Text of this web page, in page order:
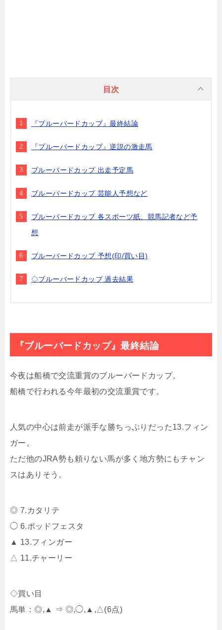
目次
『ブルーバードカップ』最終結論
『ブルーバードカップ』逆説の激走馬
ブルーバードカップ 出走予定馬
ブルーバードカップ 芸能人予想など
ブルーバードカップ 各スポーツ紙、競馬記者など予
想
ブルーバードカップ 予想(印/買い目)
◇ブルーバードカップ 過去結果
『ブルーバードカップ』最終結論
今夜は船橋で交流重賞のブルーバードカップ。
船橋で行われる今年最初の交流重賞です。
人気の中心は前走が派手な勝ちっぷりだった13.フィン
ガー。
ただ他のJRA勢も頼りない馬が多く地方勢にもチャン
スはありそう。
◎ 7.カタリテ
◯ 6.ポッドフェスタ
▲ 13.フィンガー
△ 11.チャーリー
◇買い目
馬単：◎,▲ ⇒ ◎,◯,▲,△(6点)